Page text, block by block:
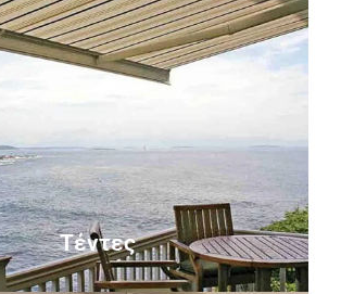
Τέντες
Τέντες
Κουρμπαριστές, Ζελατίνες, Καποτίνες,